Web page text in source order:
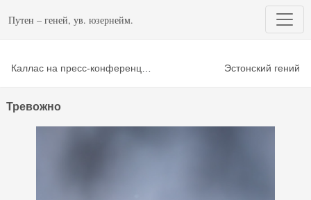
Путен – геней, ув. юзернейм.
Эстонский гений
Тревожно